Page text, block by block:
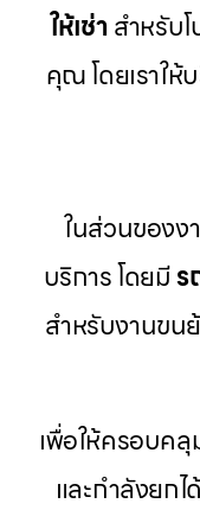
ให้เช่าสำหรับ
คุณ โดยเราให้
ในส่วนของ
บริการ โดยมีร
สำหรับงานขน
เพื่อให้ครอบค
และกำลังยก